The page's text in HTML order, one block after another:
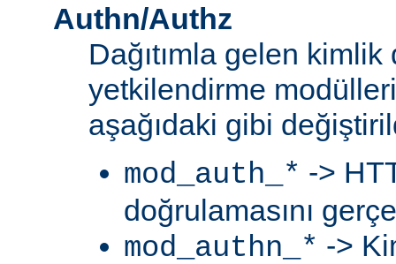
Authn/Authz
Dağıtımla gelen
yetkilendirme
aşağıdaki gibi
mod_auth_* ->
doğrulamasını
mod_authn_* ->